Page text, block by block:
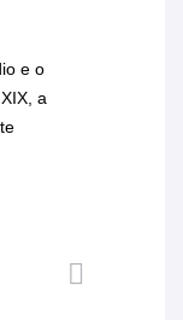
e o
a